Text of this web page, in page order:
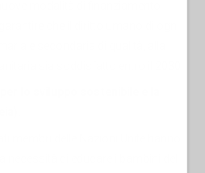
modalità di finanziamento
che il diritto umano di ogni
e secondaria di qualità, alla
sia soddisfatto entro il 2030.
lo sviluppo sostenibile e la
membri delle Nazioni Unite hanno
di educare i bambini del